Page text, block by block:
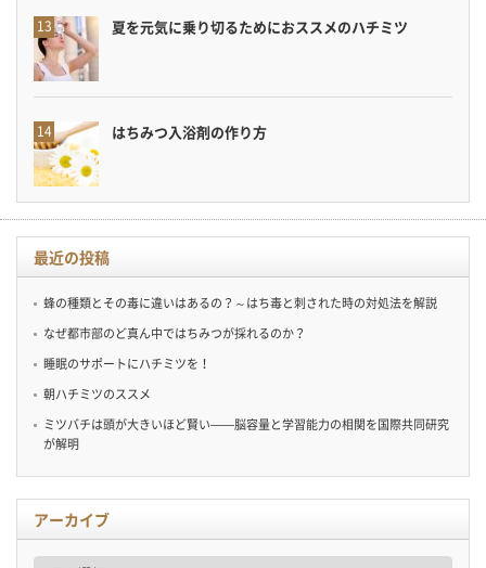
夏を元気に乗り切るためにおススメのハチミツ
はちみつ入浴剤の作り方
最近の投稿
蜂の種類とその毒に違いはあるの？～はち毒と刺された時の対処法を解説
なぜ都市部のど真ん中ではちみつが採れるのか？
睡眠のサポートにハチミツを！
朝ハチミツのススメ
ミツバチは頭が大きいほど賢い——脳容量と学習能力の相関を国際共同研究
が解明
アーカイブ
ア